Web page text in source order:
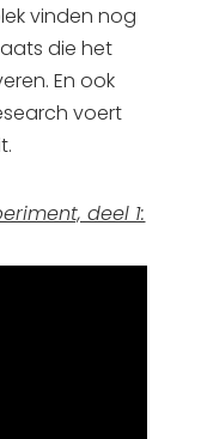
vinden nog
die het
En ook
voert
deel 1: